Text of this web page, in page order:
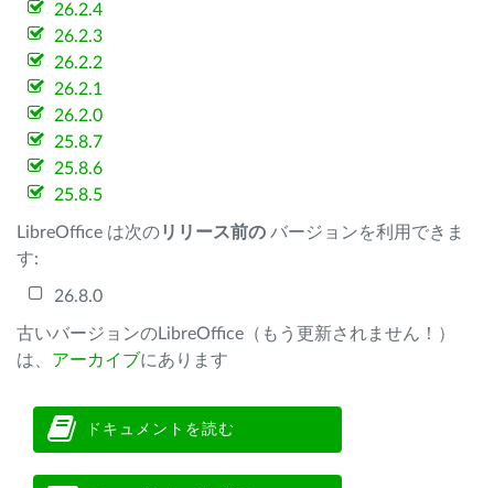
26.2.4
26.2.3
26.2.2
26.2.1
26.2.0
25.8.7
25.8.6
25.8.5
LibreOffice は次のリリース前の バージョンを利用できま
す:
26.8.0
古いバージョンのLibreOffice（もう更新されません！）
は、 アーカイブにあります
ドキュメントを読む